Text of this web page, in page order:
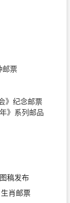
邮票
》纪念邮票
》系列邮品
稿发布
肖邮票